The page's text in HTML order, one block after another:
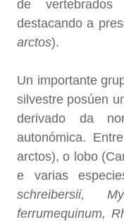
de
destacando a
arctos).
Un importante
silvestre posúen
derivado da
autonómica.
arctos), o lobo
e varias
schreibersii,
ferrumequinum,